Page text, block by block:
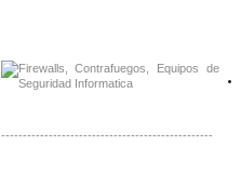
-------------------------------------------------